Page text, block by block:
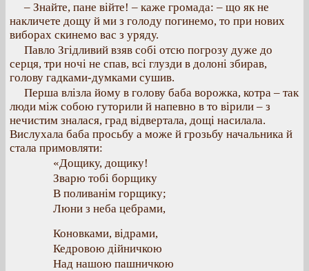
– Знайте, пане війте! – каже громада: – що як не
накличете дощу й ми з голоду погинемо, то при нових
виборах скинемо вас з уряду.
Павло Згідливий взяв собі отсю погрозу дуже до
серця, три ночі не спав, всі глузди в долоні збирав,
голову гадками-думками сушив.
Перша влізла йому в голову баба ворожка, котра – так
люди між собою гуторили й напевно в то вірили – з
нечистим зналася, град відвертала, дощі насилала.
Вислухала баба просьбу а може й грозьбу начальника й
стала примовляти:
«Дощику, дощику!
Зварю тобі борщику
В поливанім горщику;
Люни з неба цебрами,
Коновками, відрами,
Кедровою дійничкою
Над нашою пашничкою